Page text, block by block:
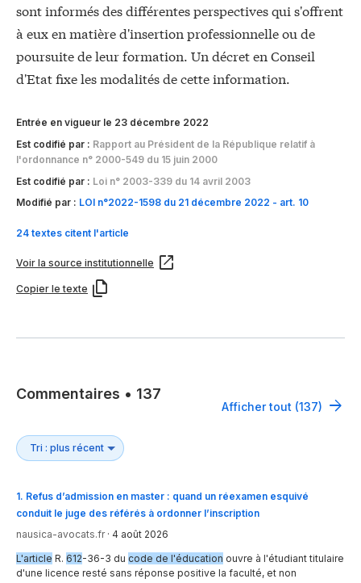
sont informés des différentes perspectives qui s'offrent
à eux en matière d'insertion professionnelle ou de
poursuite de leur formation. Un décret en Conseil
d'Etat fixe les modalités de cette information.
Entrée en vigueur le 23 décembre 2022
Est codifié par : Rapport au Président de la République relatif à
l'ordonnance n° 2000-549 du 15 juin 2000
Est codifié par : Loi n° 2003-339 du 14 avril 2003
Modifié par : LOI n°2022-1598 du 21 décembre 2022 - art. 10
24 textes citent l'article
Voir la source institutionnelle
Copier le texte
Commentaires • 137
Afficher tout (137)
1. Refus d’admission en master : quand un réexamen esquivé
conduit le juge des référés à ordonner l’inscription
nausica-avocats.fr· 4 août 2026
L'article R. 612-36-3 du code de l'éducation ouvre à l'étudiant titulaire
d'une licence resté sans réponse positive la faculté, et non